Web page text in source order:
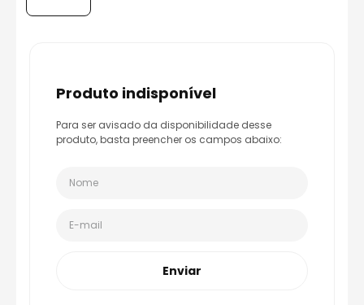
produto indisponível
Para ser avisado da disponibilidade desse
produto, basta preencher os campos abaixo:
Enviar